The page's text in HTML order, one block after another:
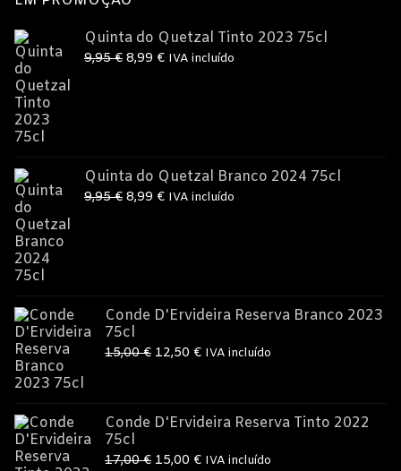
Quinta do Quetzal Tinto 2023 75cl
9,95€ O
8,99 €OIVA incluído
Quinta do Quetzal Branco 2024 75cl
9,95€ O
8,99 €OIVA incluído
Conde D'Ervideira Reserva Branco 2023
75cl
15,00€ O
era:
12,50 €O
é:
IVA incluído
Conde D'Ervideira Reserva Tinto 2022
75cl
17,00€ O
15,00 €OIVA incluído